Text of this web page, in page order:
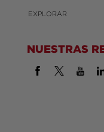
EXPLORAR
NUESTRAS